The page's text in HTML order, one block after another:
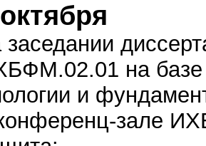
заседании
на базе
и
зале